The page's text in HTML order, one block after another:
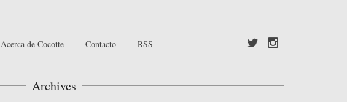
Acerca de Cocotte Contacto RSS
Archives